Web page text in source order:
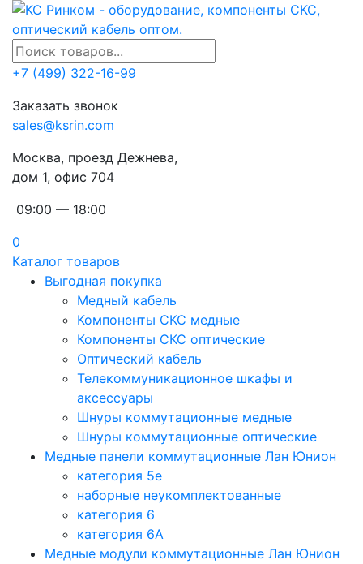
+7 (499) 322-16-99
Заказать звонок
sales@ksrin.com
Москва, проезд Дежнева,
дом 1, офис 704
09:00 — 18:00
0
Каталог товаров
Выгодная покупка
Медный кабель
Компоненты СКС медные
Компоненты СКС оптические
Оптический кабель
Телекоммуникационное шкафы и
аксессуары
Шнуры коммутационные медные
Шнуры коммутационные оптические
Медные панели коммутационные Лан Юнион
категория 5e
наборные неукомплектованные
категория 6
категория 6A
Медные модули коммутационные Лан Юнион